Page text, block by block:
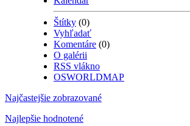
Štítky (0)
Vyhľadať
Komentáre (0)
O galérii
RSS vlákno
OSWORLDMAP
Najčastejšie zobrazované
Najlepšie hodnotené